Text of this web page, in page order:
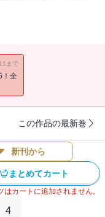
期間限定の政略結婚を
ある夜、尊成に本能の
されて…!?「俺は君との
のはずが、一途に情
まで
！全
この作品の最新巻
新刊から
まとめてカート
カートに追加されません。
4